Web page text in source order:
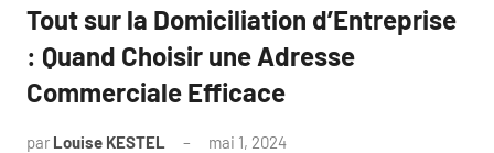
Tout sur la Domiciliation d’Entreprise
: Quand Choisir une Adresse
Commerciale Efficace
par Louise KESTEL mai 1, 2024